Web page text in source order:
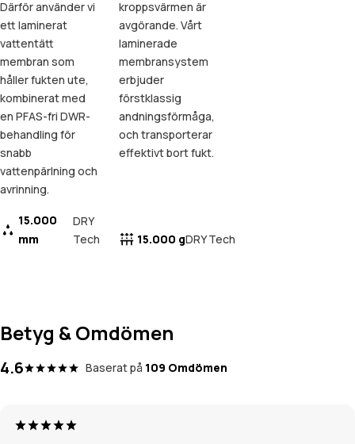
Därför använder vi
ett laminerat
vattentätt
membran som
håller fukten ute,
kombinerat med
en PFAS-fri DWR-
behandling för
snabb
vattenpärlning och
avrinning.
15.000
mm
DRY
Tech
kroppsvärmen är
avgörande. Vårt
laminerade
membransystem
erbjuder
förstklassig
andningsförmåga,
och transporterar
effektivt bort fukt.
15.000 gDRY Tech
Betyg & Omdömen
4.6 Baserat på 109 Omdömen